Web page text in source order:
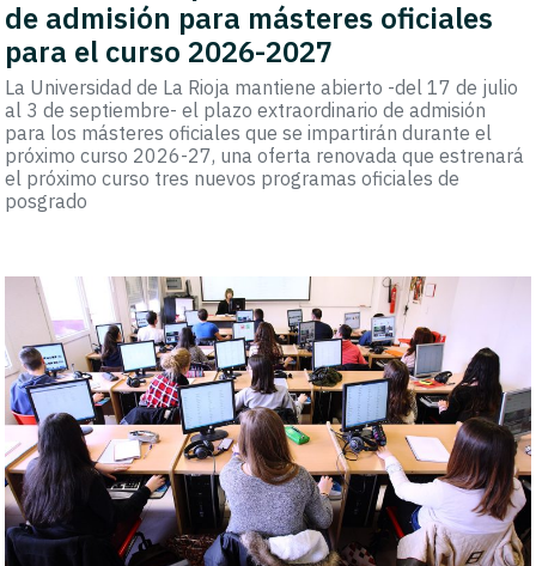
de admisión para másteres oficiales
para el curso 2026-2027
La Universidad de La Rioja mantiene abierto -del 17 de julio
al 3 de septiembre- el plazo extraordinario de admisión
para los másteres oficiales que se impartirán durante el
próximo curso 2026-27, una oferta renovada que estrenará
el próximo curso tres nuevos programas oficiales de
posgrado